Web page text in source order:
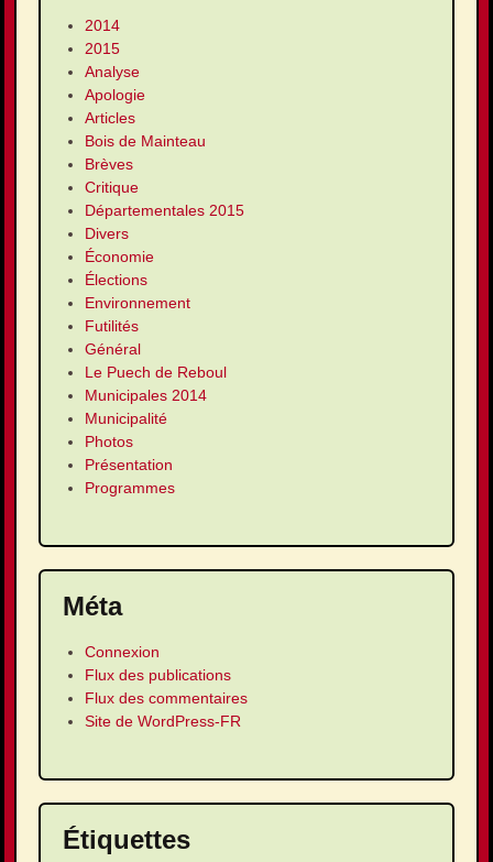
2014
2015
Analyse
Apologie
Articles
Bois de Mainteau
Brèves
Critique
Départementales 2015
Divers
Économie
Élections
Environnement
Futilités
Général
Le Puech de Reboul
Municipales 2014
Municipalité
Photos
Présentation
Programmes
Méta
Connexion
Flux des publications
Flux des commentaires
Site de WordPress-FR
Étiquettes